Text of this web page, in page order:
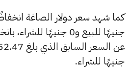
جنيهًا للشراء.